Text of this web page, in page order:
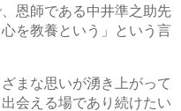
恩師である中井準之助先
を教養という」という言
まな思いが湧き上がって
会える場であり続けたい